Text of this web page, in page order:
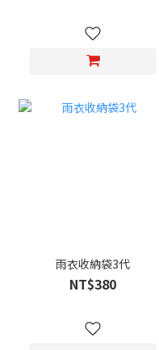
雨衣收納袋3代
NT$380